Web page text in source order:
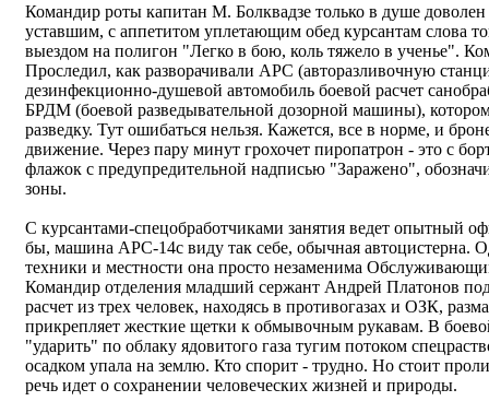
Командир роты капитан М. Болквадзе только в душе
уставшим, с аппетитом уплетающим обед курсантам слова
выездом на полигон "Легко в бою, коль тяжело в ученье".
Проследил, как разворачивали АРС (авторазливочную
дезинфекционно-душевой автомобиль боевой расчет
БРДМ (боевой разведывательной дозорной машины),
разведку. Тут ошибаться нельзя. Кажется, все в норме, и
движение. Через пару минут грохочет пиропатрон - это с
флажок с предупредительной надписью "Заражено",
зоны.
С курсантами-спецобработчиками занятия ведет опытный
бы, машина АРС-14с виду так себе, обычная автоцистерна.
техники и местности она просто незаменима
Командир отделения младший сержант Андрей Платонов
расчет из трех человек, находясь в противогазах и ОЗК,
прикрепляет жесткие щетки к обмывочным рукавам. В
"ударить" по облаку ядовитого газа тугим потоком
осадком упала на землю. Кто спорит - трудно. Но стоит
речь идет о сохранении человеческих жизней и природы.